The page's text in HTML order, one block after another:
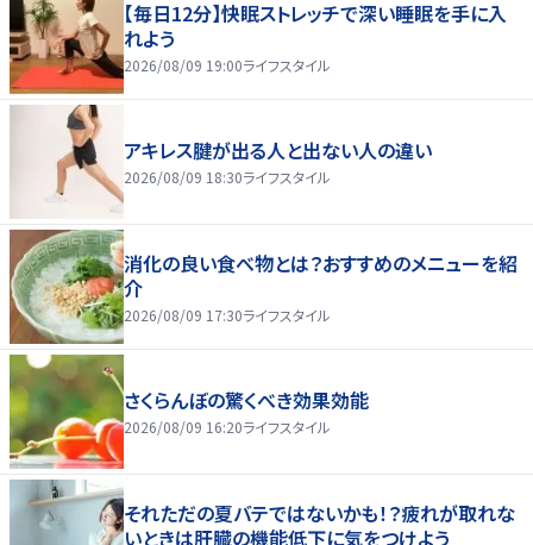
【毎日12分】快眠ストレッチで深い睡眠を手に入
れよう
2026/08/09 19:00ライフスタイル
アキレス腱が出る人と出ない人の違い
2026/08/09 18:30ライフスタイル
消化の良い食べ物とは？おすすめのメニューを紹
介
2026/08/09 17:30ライフスタイル
さくらんぼの驚くべき効果効能
2026/08/09 16:20ライフスタイル
それただの夏バテではないかも！？疲れが取れな
いときは肝臓の機能低下に気をつけよう